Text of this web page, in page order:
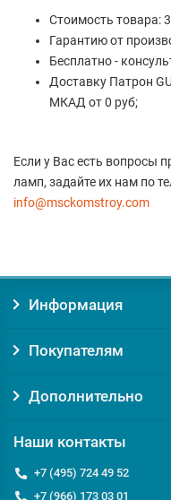
Стоимость товара:
Гарантию от
Бесплатно -
Доставку Патрон
МКАД от 0 руб;
Если у Вас есть вопросы
ламп, задайте их нам по
info@msckomstroy.com
Информация
Покупателям
Дополнительно
Наши контакты
+7 (495) 724 49 52
+7 (966) 173 03 01